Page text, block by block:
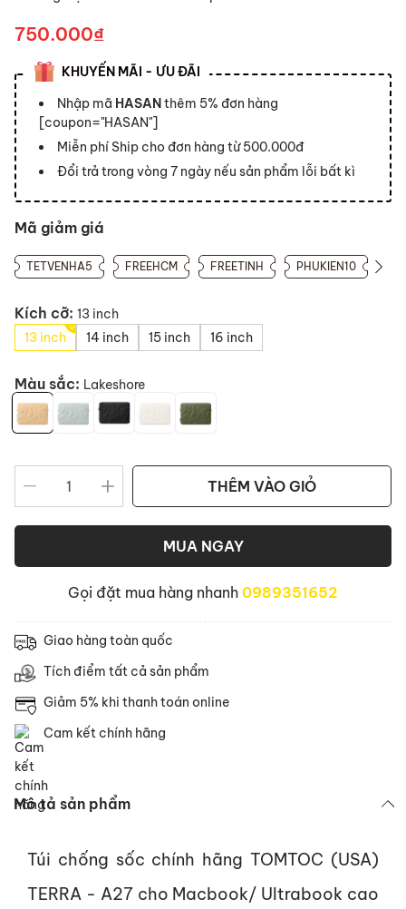
750.000₫
KHUYẾN MÃI - ƯU ĐÃI
Nhập mã HASANthêm 5% đơn hàng
[coupon="HASAN"]
Miễn phí Ship cho đơn hàng từ 500.000đ
Đổi trả trong vòng 7 ngày nếu sản phẩm lỗi bất kì
Mã giảm giá
TETVENHA5 FREEHCM FREETINH PHUKIEN10
Kích cỡ: 13 inch
13 inch
14 inch 15 inch 16 inch
Màu sắc: Lakeshore
THÊM VÀO GIỎ
MUA NGAY
Gọi đặt mua hàng nhanh 0989351652
Giao hàng toàn quốc
Tích điểm tất cả sản phẩm
Giảm 5% khi thanh toán online
Cam kết chính hãng
Mô tả sản phẩm
Túi chống sốc chính hãng TOMTOC (USA)
TERRA - A27 cho Macbook/ Ultrabook cao